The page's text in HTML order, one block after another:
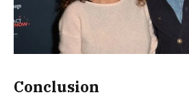
Conclusion